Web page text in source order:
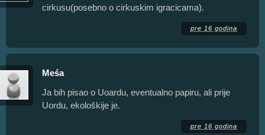
cirkusu(posebno o cirkuskim igracicama).
pre 16 godina
Meśa
Ja bih pisao o Uoardu, eventualno papiru, ali prije
Uordu, ekološkije je.
pre 16 godina